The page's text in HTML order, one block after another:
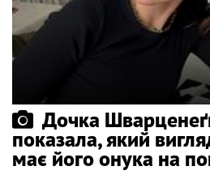
Дочка
показала, який
має його онука на